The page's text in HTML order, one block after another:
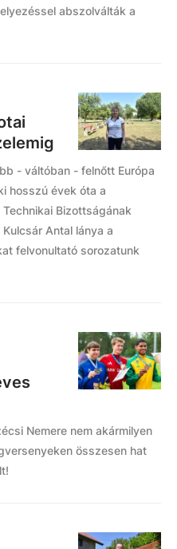
abszolválták a
- váltóban - felnőtt Európa
hosszú évek óta a
Bizottságának
Antal lánya a
felvonultató sorozatunk
Nemere nem akármilyen
összesen hat